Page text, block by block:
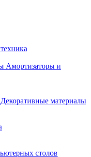
Амортизаторы и
Декоративные материалы